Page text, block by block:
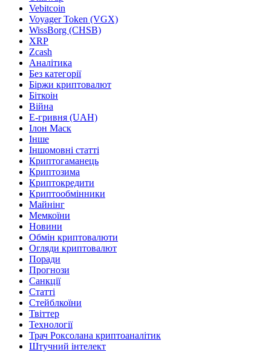
Vebitcoin
Voyager Token (VGX)
WissBorg (CHSB)
XRP
Zcash
Аналітика
Без категорії
Біржи криптовалют
Біткоін
Війна
Е-гривня (UAH)
Ілон Маск
Інше
Іншомовні статті
Криптогаманець
Криптозима
Криптокредити
Криптообмінники
Майнінг
Мемкоїни
Новини
Обмін криптовалюти
Огляди криптовалют
Поради
Прогнози
Санкції
Статті
Стейблкоїни
Твіттер
Технології
Трач Роксолана криптоаналітик
Штучний інтелект